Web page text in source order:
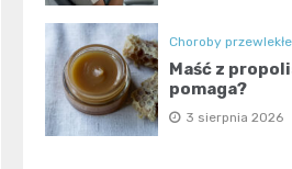
Choroby przewlekłe
Maść z
pomaga?
3 sierpnia 2026